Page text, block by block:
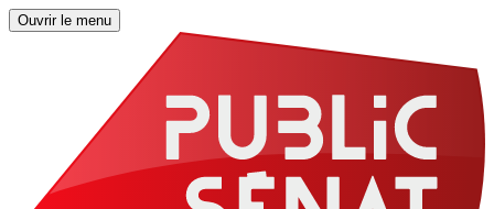
Ouvrir le menu